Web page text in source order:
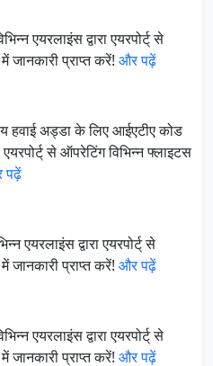
एयरलाइंस द्वारा एयरपोर्ट् से
जानकारी प्राप्त करें! और पढ़ें
हवाई अड्डा के लिए आईएटीए कोड
से ऑपरेटिंग विभिन्न फ्लाइटस
पढ़ें
एयरलाइंस द्वारा एयरपोर्ट् से
जानकारी प्राप्त करें! और पढ़ें
एयरलाइंस द्वारा एयरपोर्ट् से
जानकारी प्राप्त करें! और पढ़ें